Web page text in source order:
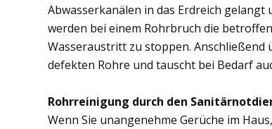
Abwasserkanälen in das Erdreich gelangt
werden bei einem Rohrbruch die
Wasseraustritt zu stoppen. Anschließend
defekten Rohre und tauscht bei Bedarf
Rohrreinigung durch den
Wenn Sie unangenehme Gerüche im